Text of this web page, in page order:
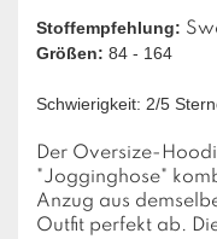
Stoffempfehlung:
Größen: 84 - 164
Schwierigkeit: 2/5
Der Oversize-
"Jogginghose"
Anzug aus
Outfit perfekt ab.